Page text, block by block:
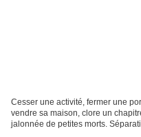
Cesser une activité, fermer une
vendre sa maison, clore un
jalonnée de petites morts.